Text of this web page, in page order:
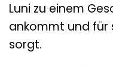
Luni zu einem
ankommt und für
sorgt.